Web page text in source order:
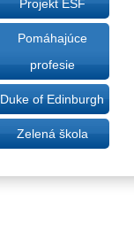
Projekt ESF
Pomáhajúce
profesie
Duke of Edinburgh
Zelená škola